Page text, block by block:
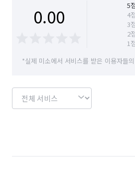
0.00 5
4
3
2
1
*실제 미소에서 서비스를 받은 이용자들